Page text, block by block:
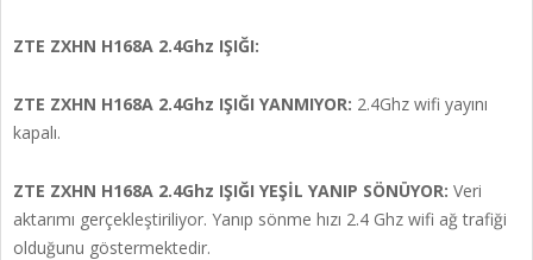
ZTE ZXHN H168A 2.4Ghz IŞIĞI:
ZTE ZXHN H168A 2.4Ghz IŞIĞI YANMIYOR: 2.4Ghz wifi yayını
kapalı.
ZTE ZXHN H168A 2.4Ghz IŞIĞI YEŞİL YANIP SÖNÜYOR: Veri
aktarımı gerçekleştiriliyor. Yanıp sönme hızı 2.4 Ghz wifi ağ trafiği
olduğunu göstermektedir.